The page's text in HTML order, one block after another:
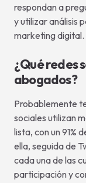
respondan a
y utilizar análisis
marketing digital.
¿Qué redes
abogados?
Probablemente
sociales utilizan
lista, con un 91%
ella, seguida de
cada una de las
participación y